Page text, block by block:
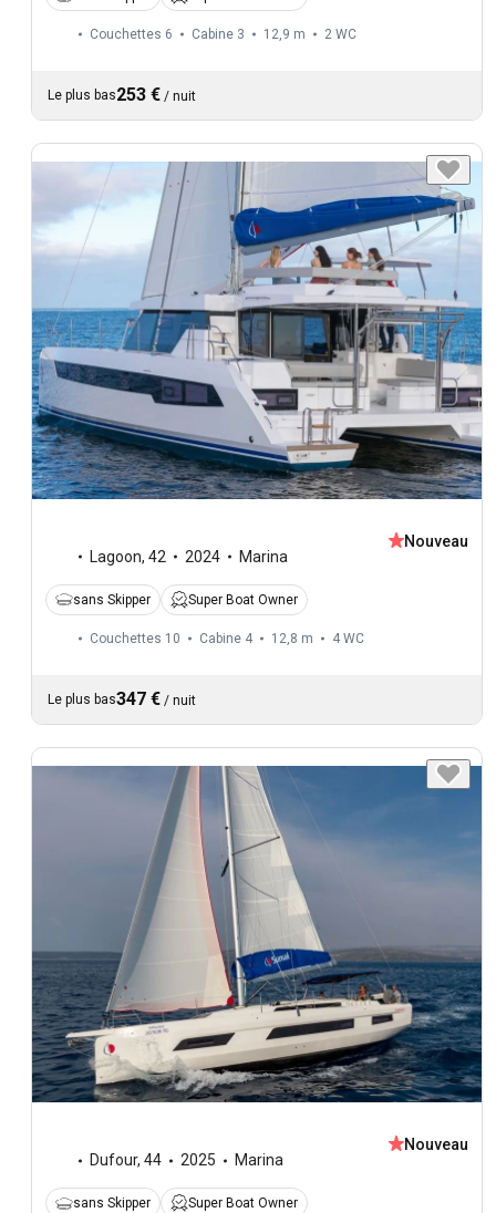
Couchettes 6 Cabine 3 12,9 m 2 WC
Le plus bas253 € / nuit
Lagoon, 42 2024 Marina
Nouveau
sans Skipper Super Boat Owner
Couchettes 10 Cabine 4 12,8 m 4 WC
Le plus bas347 € / nuit
Dufour, 44 2025 Marina
Nouveau
sans Skipper Super Boat Owner